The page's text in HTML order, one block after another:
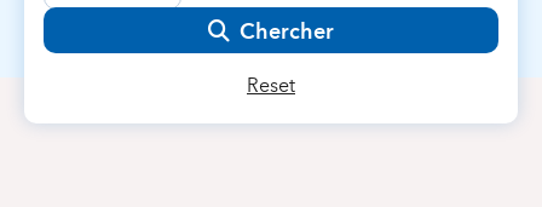
Chercher
Reset